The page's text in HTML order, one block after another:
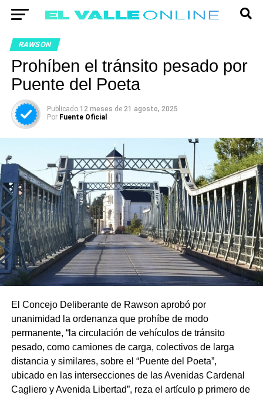
RAWSON
Prohíben el tránsito pesado por
Puente del Poeta
Publicado 12 meses de 21 agosto, 2025
Por Fuente Oficial
El Concejo Deliberante de Rawson aprobó por
unanimidad la ordenanza que prohíbe de modo
permanente, “la circulación de vehículos de tránsito
pesado, como camiones de carga, colectivos de larga
distancia y similares, sobre el “Puente del Poeta”,
ubicado en las intersecciones de las Avenidas Cardenal
Cagliero y Avenida Libertad”, reza el artículo p primero de